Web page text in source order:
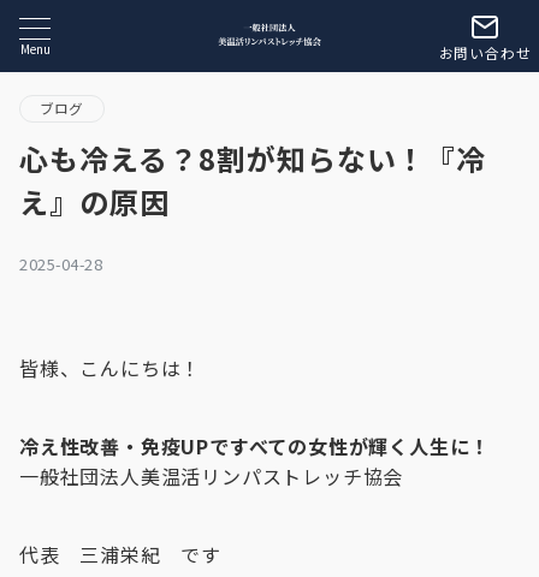
Menu お問い合わせ
ブログ
心も冷える？8割が知らない！『冷
え』の原因
2025-04-28
皆様、こんにちは！
冷え性改善・免疫UPですべての女性が輝く人生に！
一般社団法人美温活リンパストレッチ協会
代表 三浦栄紀 です